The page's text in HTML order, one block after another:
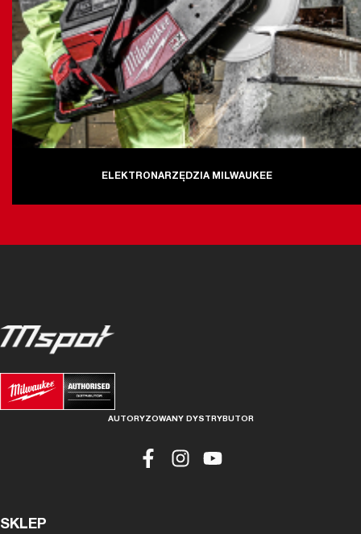
ELEKTRONARZĘDZIA MILWAUKEE
AUTORYZOWANY DYSTRYBUTOR
SKLEP